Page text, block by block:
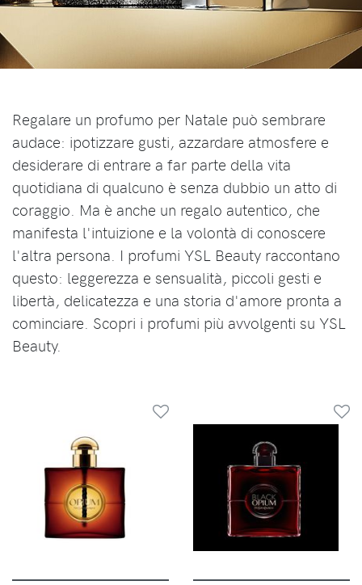
Regalare un profumo per Natale può sembrare
audace: ipotizzare gusti, azzardare atmosfere e
desiderare di entrare a far parte della vita
quotidiana di qualcuno è senza dubbio un atto di
coraggio. Ma è anche un regalo autentico, che
manifesta l'intuizione e la volontà di conoscere
l'altra persona. I profumi YSL Beauty raccontano
questo: leggerezza e sensualità, piccoli gesti e
libertà, delicatezza e una storia d'amore pronta a
cominciare. Scopri i profumi più avvolgenti su YSL
Beauty.